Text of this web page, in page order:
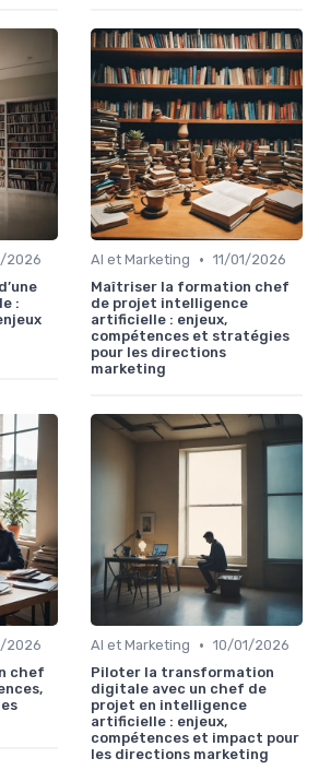
2026
:
AI et Marketing • 11/01/2026
Maîtriser la formation chef
de projet intelligence
artificielle : enjeux,
compétences et stratégies
pour les directions
marketing
2026
chef
AI et Marketing • 10/01/2026
Piloter la transformation
digitale avec un chef de
projet en intelligence
artificielle : enjeux,
compétences et impact pour
les directions marketing